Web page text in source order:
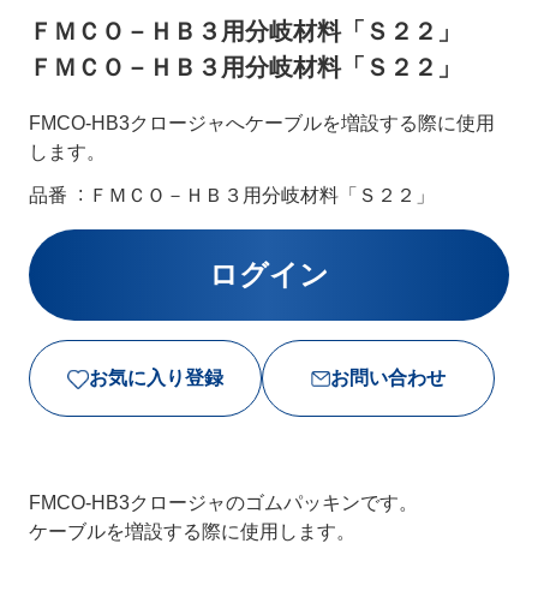
ＦＭＣＯ－ＨＢ３用分岐材料「Ｓ２２」
ＦＭＣＯ－ＨＢ３用分岐材料「Ｓ２２」
FMCO-HB3クロージャへケーブルを増設する際に使用
します。
品番 ＦＭＣＯ－ＨＢ３用分岐材料「Ｓ２２」
お気に入り登録 お問い合わせ
FMCO-HB3クロージャのゴムパッキンです。
ケーブルを増設する際に使用します。